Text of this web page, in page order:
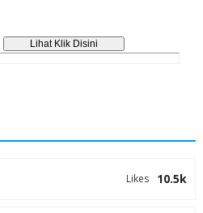
10.5k
Likes